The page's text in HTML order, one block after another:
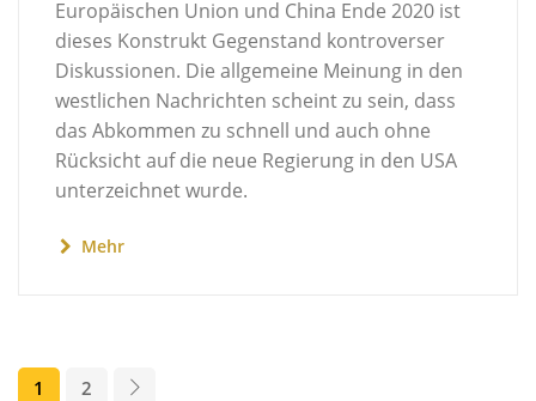
Europäischen Union und China Ende 2020 ist
dieses Konstrukt Gegenstand kontroverser
Diskussionen. Die allgemeine Meinung in den
westlichen Nachrichten scheint zu sein, dass
das Abkommen zu schnell und auch ohne
Rücksicht auf die neue Regierung in den USA
unterzeichnet wurde.
Mehr
1 2